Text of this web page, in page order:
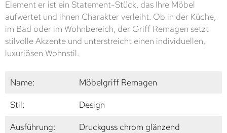
Element er ist ein Statement-Stück, das Ihre Möbel
aufwertet und ihnen Charakter verleiht. Ob in der Küche,
im Bad oder im Wohnbereich, der Griff Remagen setzt
stilvolle Akzente und unterstreicht einen individuellen,
luxuriösen Wohnstil.
Name:
Möbelgriff Remagen
Stil:
Design
Ausführung:
Druckguss chrom glänzend